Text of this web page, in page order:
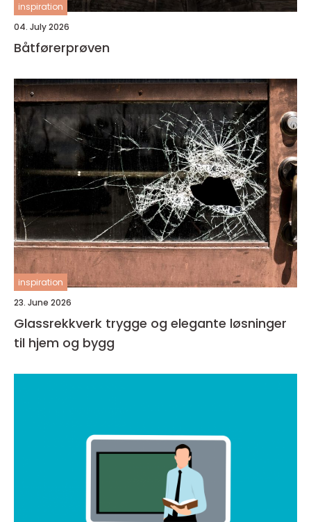
inspiration
04. July 2026
Båtførerprøven
inspiration
23. June 2026
Glassrekkverk trygge og elegante løsninger
til hjem og bygg